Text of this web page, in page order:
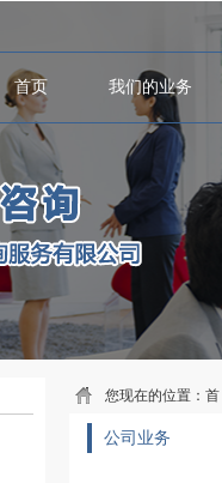
首页 我们的业务
您现在的位置： 首
公司业务